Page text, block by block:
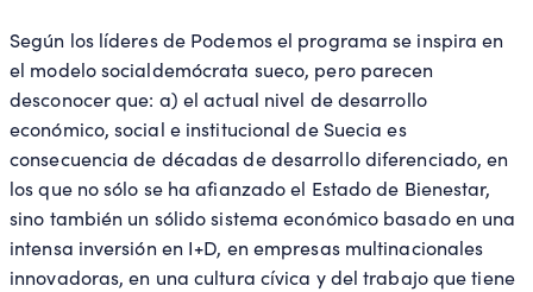
Según los líderes de Podemos el programa se inspira en
el modelo socialdemócrata sueco, pero parecen
desconocer que: a) el actual nivel de desarrollo
económico, social e institucional de Suecia es
consecuencia de décadas de desarrollo diferenciado, en
los que no sólo se ha afianzado el Estado de Bienestar,
sino también un sólido sistema económico basado en una
intensa inversión en I+D, en empresas multinacionales
innovadoras, en una cultura cívica y del trabajo que tiene